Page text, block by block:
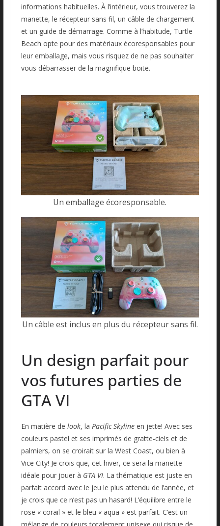
informations habituelles. À l’intérieur, vous trouverez la
manette, le récepteur sans fil, un câble de chargement
et un guide de démarrage. Comme à l’habitude, Turtle
Beach opte pour des matériaux écoresponsables pour
leur emballage, mais vous risquez de ne pas souhaiter
vous débarrasser de la magnifique boite.
Un emballage écoresponsable.
Un câble est inclus en plus du récepteur sans fil.
Un design parfait pour
vos futures parties de
GTA VI
En matière de look, la Pacific Skylineen jette! Avec ses
couleurs pastel et ses imprimés de gratte-ciels et de
palmiers, on se croirait sur la West Coast, ou bien à
Vice City! Je crois que, cet hiver, ce sera la manette
idéale pour jouer à GTA VI. La thématique est juste en
parfait accord avec le jeu le plus attendu de l’année, et
je crois que ce n’est pas un hasard! L’équilibre entre le
rose « corail » et le bleu « aqua » est parfait. C’est un
mélange de couleurs totalement unisexe qui risque de